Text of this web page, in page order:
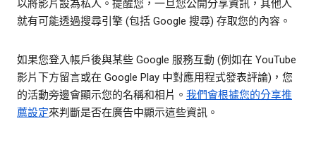
以將影片設為私人。提醒您，一旦您公開分享資訊，其他人
就有可能透過搜尋引擎 (包括 Google 搜尋) 存取您的內容。
如果您登入帳戶後與某些 Google 服務互動 (例如在 YouTube
影片下方留言或在 Google Play 中對應用程式發表評論)，您
的活動旁邊會顯示您的名稱和相片。 我們會根據您的分享推
薦設定來判斷是否在廣告中顯示這些資訊。